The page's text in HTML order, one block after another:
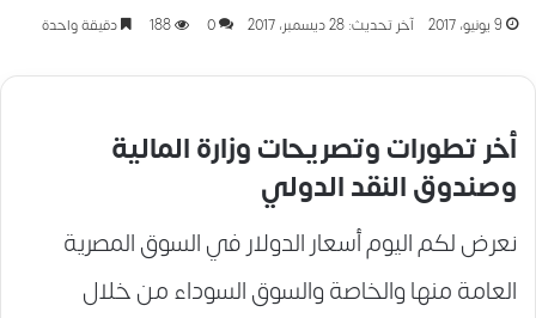
9 يونيو، 2017 آخر تحديث: 28 ديسمبر، 2017 0
188 دقيقة واحدة
أخر تطورات وتصريحات وزارة المالية
وصندوق النقد الدولي
نعرض لكم اليوم أسعار الدولار في السوق المصرية
العامة منها والخاصة والسوق السوداء من خلال